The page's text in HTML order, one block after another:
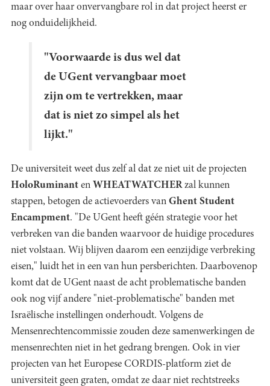
maar over haar onvervangbare rol in dat project heerst er
nog onduidelijkheid.
"Voorwaarde is dus wel dat
de UGent vervangbaar moet
zijn om te vertrekken, maar
dat is niet zo simpel als het
lijkt."
De universiteit weet dus zelf al dat ze niet uit de projecten
HoloRuminant en WHEATWATCHERzal kunnen
stappen, betogen de actievoerders van Ghent Student
Encampment. "De UGent heeft géén strategie voor het
verbreken van die banden waarvoor de huidige procedures
niet volstaan. Wij blijven daarom een eenzijdige verbreking
eisen," luidt het in een van hun persberichten. Daarbovenop
komt dat de UGent naast de acht problematische banden
ook nog vijf andere "niet-problematische" banden met
Israëlische instellingen onderhoudt. Volgens de
Mensenrechtencommissie zouden deze samenwerkingen de
mensenrechten niet in het gedrang brengen. Ook in vier
projecten van het Europese CORDIS-platform ziet de
universiteit geen graten, omdat ze daar niet rechtstreeks